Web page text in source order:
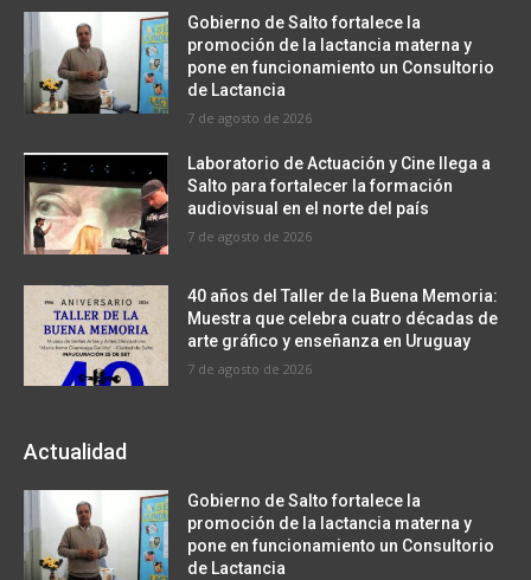
Gobierno de Salto fortalece la
promoción de la lactancia materna y
pone en funcionamiento un Consultorio
de Lactancia
7 de agosto de 2026
Laboratorio de Actuación y Cine llega a
Salto para fortalecer la formación
audiovisual en el norte del país
7 de agosto de 2026
40 años del Taller de la Buena Memoria:
Muestra que celebra cuatro décadas de
arte gráfico y enseñanza en Uruguay
7 de agosto de 2026
Actualidad
Gobierno de Salto fortalece la
promoción de la lactancia materna y
pone en funcionamiento un Consultorio
de Lactancia